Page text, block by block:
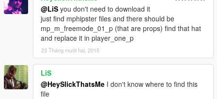
@LiS you don't need to download it
just find mphipster files and there should be
mp_m_freemode_01_p (that are props) find that hat
and replace it in player_one_p
23 Tháng mười hai, 2015
LiS
@HeySlickThatsMe I don't know where to find this
file